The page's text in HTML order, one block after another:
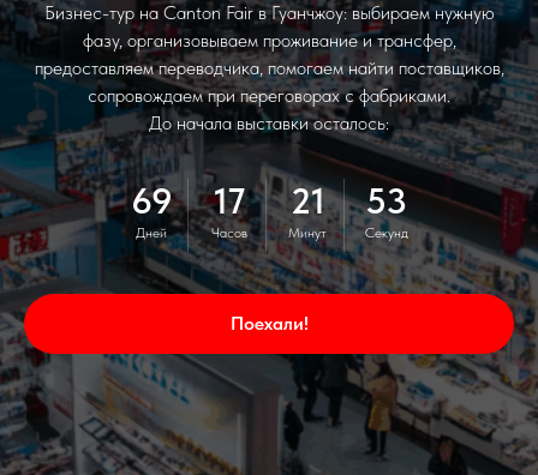
Бизнес-тур на Canton Fair в Гуанчжоу: выбираем нужную
фазу, организовываем проживание и трансфер,
предоставляем переводчика, помогаем найти поставщиков,
сопровождаем при переговорах с фабриками.
До начала выставки осталось:
69
Дней
17
Часов
21
Минут
52
Секунд
Поехали!